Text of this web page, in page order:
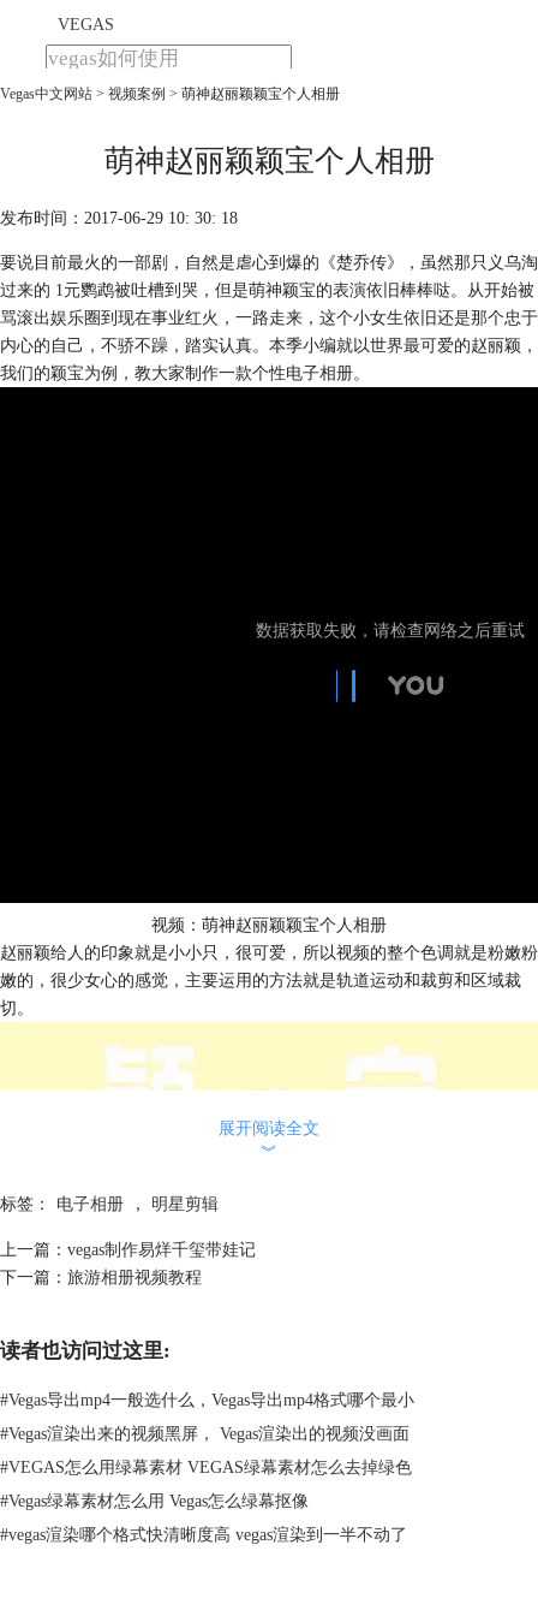
VEGAS
首页
购买
Vegas中文网站 > 视频案例 > 萌神赵丽颖颖宝个人相册
萌神赵丽颖颖宝个人相册
发布时间：2017-06-29 10: 30: 18
要说目前最火的一部剧，自然是虐心到爆的《楚乔传》，虽然那只义乌淘
过来的 1元鹦鹉被吐槽到哭，但是萌神颖宝的表演依旧棒棒哒。从开始被
骂滚出娱乐圈到现在事业红火，一路走来，这个小女生依旧还是那个忠于
内心的自己，不骄不躁，踏实认真。本季小编就以世界最可爱的赵丽颖，
我们的颖宝为例，教大家制作一款个性电子相册。
视频：萌神赵丽颖颖宝个人相册
赵丽颖给人的印象就是小小只，很可爱，所以视频的整个色调就是粉嫩粉
嫩的，很少女心的感觉，主要运用的方法就是轨道运动和裁剪和区域裁
切。
图1：颖宝个人相册效果展示
运用视频编辑软件-Vegas制作视频的主要步骤如下：
一、素材准备
展开阅读全文
︾
标签： 电子相册 ， 明星剪辑
上一篇： vegas制作易烊千玺带娃记
下一篇： 旅游相册视频教程
读者也访问过这里:
#Vegas导出mp4一般选什么，Vegas导出mp4格式哪个最小
#Vegas渲染出来的视频黑屏， Vegas渲染出的视频没画面
#VEGAS怎么用绿幕素材 VEGAS绿幕素材怎么去掉绿色
#Vegas绿幕素材怎么用 Vegas怎么绿幕抠像
#vegas渲染哪个格式快清晰度高 vegas渲染到一半不动了